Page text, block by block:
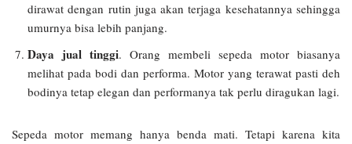
dirawat dengan rutin juga akan terjaga kesehatannya sehingga
umurnya bisa lebih panjang.
Daya jual tinggi. Orang membeli sepeda motor biasanya
melihat pada bodi dan performa. Motor yang terawat pasti deh
bodinya tetap elegan dan performanya tak perlu diragukan lagi.
Sepeda motor memang hanya benda mati. Tetapi karena kita